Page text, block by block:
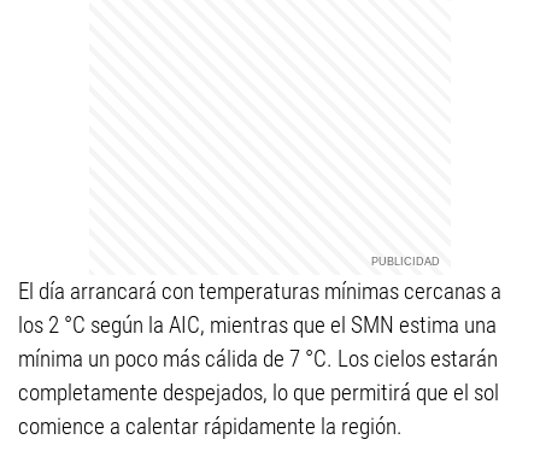
El día arrancará con temperaturas mínimas cercanas a
los 2 °C según la AIC, mientras que el SMN estima una
mínima un poco más cálida de 7 °C. Los cielos estarán
completamente despejados, lo que permitirá que el sol
comience a calentar rápidamente la región.